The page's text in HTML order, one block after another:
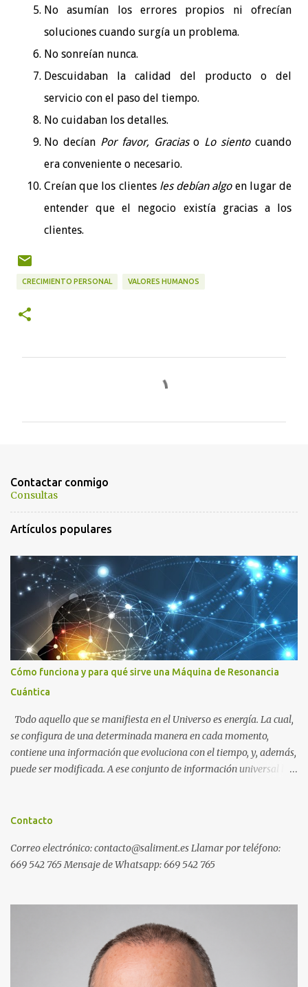
No asumían los errores propios ni ofrecían
soluciones cuando surgía un problema.
No sonreían nunca.
Descuidaban la calidad del producto o del
servicio con el paso del tiempo.
No cuidaban los detalles.
No decían Por favor, Graciaso Lo sientocuando
era conveniente o necesario.
Creían que los clientes les debían algoen lugar de
entender que el negocio existía gracias a los
clientes.
CRECIMIENTO PERSONAL VALORES HUMANOS
a
r
i
s
Contactar conmigo
Consultas
Artículos populares
Cómo funciona y para qué sirve una Máquina de Resonancia
Cuántica
Todo aquello que se manifiesta en el Universo es energía. La cual,
se configura de una determinada manera en cada momento,
contiene una información que evoluciona con el tiempo, y, además,
puede ser modificada. A ese conjunto de información universal lo
pensamos en alguien que hace tiempo que no vemos y, de repente,
deseamos algo con intensidad y, contra toda probabilidad, termina
materializándose. O cuando experimentamos a diario una
puede recoger información del campo cuántico y modificarla a
distancia de forma inmediata. Ejemplos de programas generales
de resonancia cuántica: Ejemplos de programas específicos de
resonancia cuántic...
Contacto
Correo electrónico: contacto@saliment.es Llamar por teléfono:
669 542 765 Mensaje de Whatsapp: 669 542 765